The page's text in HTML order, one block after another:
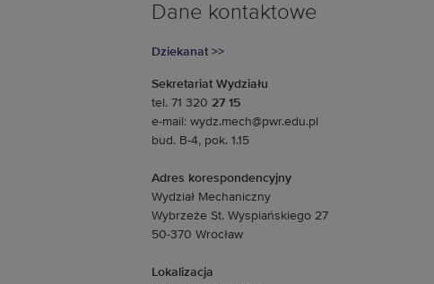
Dane kontaktowe
Dziekanat >>
Sekretariat Wydziału
tel. 71 320 27 15
e-mail: wydz.mech@pwr.edu.pl
bud. B-4, pok. 1.15
Adres korespondencyjny
Wydział Mechaniczny
Wybrzeże St. Wyspiańskiego 27
50-370 Wrocław
Lokalizacja